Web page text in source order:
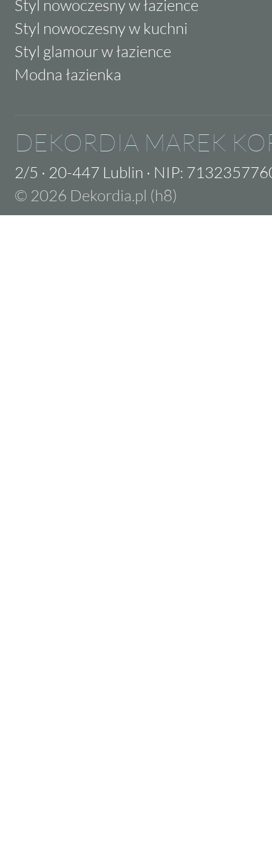
Styl nowoczesny w łazience
Styl nowoczesny w kuchni
Styl glamour w łazience
Modna łazienka
DEKORDIA MAREK
2/5 · 20-447 Lublin · NIP:
© 2026 Dekordia.pl (h8)